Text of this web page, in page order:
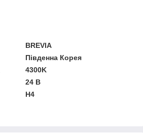
BREVIA
Південна Корея
4300K
24 В
H4